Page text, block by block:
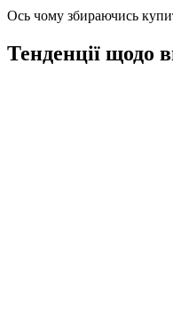
Ось чому збираючись
Тенденції щодо